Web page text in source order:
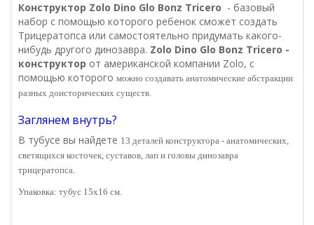
Конструктор Zolo Dino Glo Bonz Tricero - базовый
набор с помощью которого ребенок сможет создать
Трицератопса или самостоятельно придумать какого-
нибудь другого динозавра. Zolo Dino Glo Bonz Tricero -
конструктор от американской компании Zolo, с
помощью которого можно создавать анатомические абстракции
разных доисторических существ.
Заглянем внутрь?
В тубусе вы найдете 13 деталей конструктора - анатомических,
светящихся косточек, суставов, лап и головы динозавра
трицератопса.
Упаковка: тубус 15х16 см.